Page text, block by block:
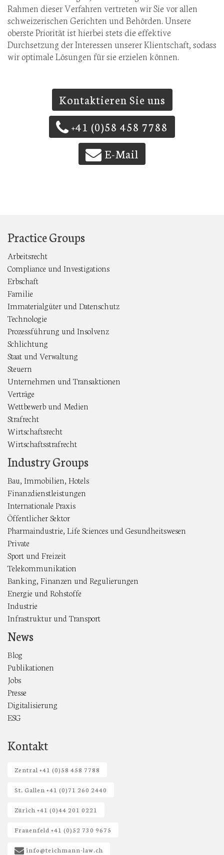
Rahmen dieser Verfahren vertreten wir Sie vor allen
schweizerischen Gerichten und Behörden. Unsere
oberste Priorität ist hierbei stets die effektive
Durchsetzung der Interessen unserer Klientschaft, sodass
wir optimale Lösungen für sie erzielen können.
Kontaktieren Sie uns
+41 (0)58 458 7788
E-Mail
Practice Groups
Arbeitsrecht
Compliance und Investigations
Erbschaft
Familie
Immaterialgüter und Datenschutz
Technologie
Prozessführung und Insolvenz
Schlichtung
Staat und Verwaltung
Steuern
Unternehmen und Transaktionen
Verträge
Wettbewerb und Medien
Strafrecht
Wirtschaftsrecht
Wirtschaftsstrafrecht
Industry Groups
Bau, Immobilien, Hotels
Finanzdienstleistungen
Internationale Praxis
Öffentlicher Sektor
Pharmaindustrie, Life Sciences und Gesundheitswesen
Private
Sport und Freizeit
Telekommunikation
Banking, Finanzen und Regulierungen
Energie und Rohstoffe
Industrie
Infrastruktur und Transport
News
Blog
Publikationen
Jobs
Presse
Digitalisierung
ESG
Kontakt
Zentral +41 (0)58 458 7788
St. Gallen +41 (0)71 260 2440
Zürich +41 (0)44 201 0221
Frauenfeld +41 (0)52 730 9675
info@teichmann-law.ch